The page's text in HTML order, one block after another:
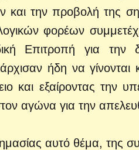
και την προβολή της
φορέων
Επιτροπή για
ήδη να
και εξαίροντας την
αγώνα για την
αυτό θέμα, της